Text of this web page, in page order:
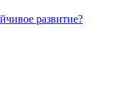
развитие?